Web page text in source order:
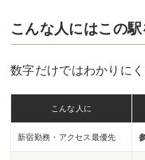
こんな人にはこの
数字だけではわかりに
こんな人に
新宿勤務・アクセス最優先